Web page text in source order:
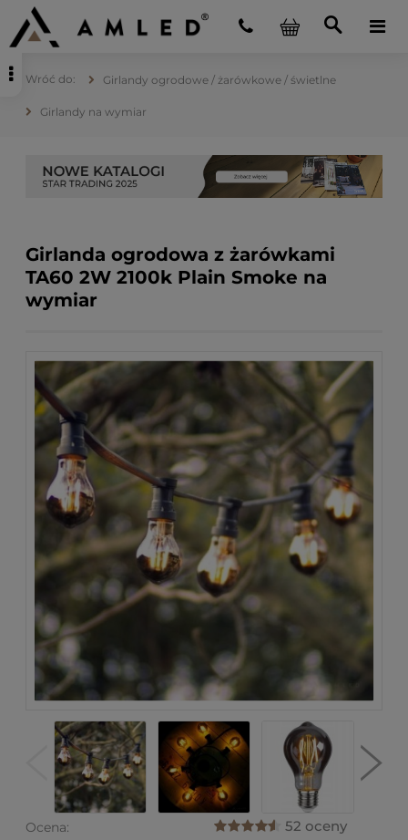
Girlandy ogrodowe / żarówkowe / świetlne
Girlandy na wymiar
Girlanda ogrodowa z żarówkami
TA60 2W 2100k Plain Smoke na
wymiar
Ocena: 52 oceny